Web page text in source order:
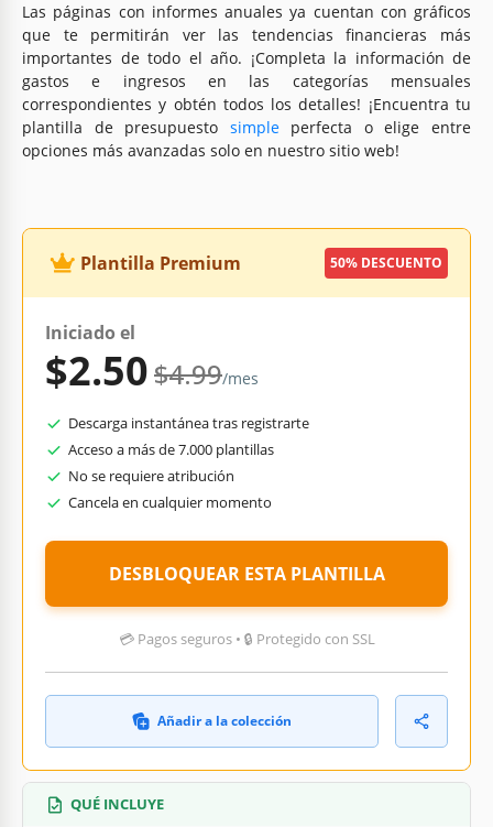
Las páginas con informes anuales ya cuentan con gráficos
que te permitirán ver las tendencias financieras más
importantes de todo el año. ¡Completa la información de
gastos e ingresos en las categorías mensuales
correspondientes y obtén todos los detalles! ¡Encuentra tu
plantilla de presupuesto simpleperfecta o elige entre
opciones más avanzadas solo en nuestro sitio web!
Plantilla Premium 50% DESCUENTO
Iniciado el
$2.50$4.99/mes
Descarga instantánea tras registrarte
Acceso a más de 7.000 plantillas
No se requiere atribución
Cancela en cualquier momento
DESBLOQUEAR ESTA PLANTILLA
💳 Pagos seguros • 🔒 Protegido con SSL
Añadir a la colección
QUÉ INCLUYE